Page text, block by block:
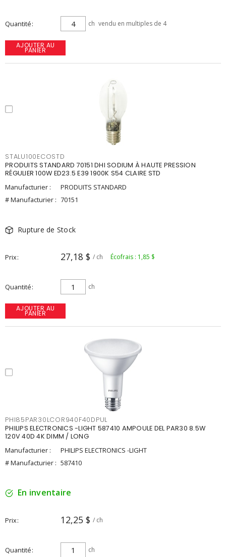
Quantité ch vendu en multiples de 4
AJOUTER AU
PANIER
STALU100ECOSTD
PRODUITS STANDARD 70151 DHI SODIUM À HAUTE PRESSION
RÉGULIER 100W ED23.5 E39 1900K S54 CLAIRE STD
Manufacturier :
PRODUITS STANDARD
# Manufacturier : 70151
Rupture de Stock
Prix 27,18 $ / ch Écofrais : 1,85 $
Quantité ch
AJOUTER AU
PANIER
PHI85PAR30LCOR940F40DPUL
PHILIPS ELECTRONICS -LIGHT 587410 AMPOULE DEL PAR30 8.5W
120V 40D 4K DIMM / LONG
Manufacturier :
PHILIPS ELECTRONICS -LIGHT
# Manufacturier : 587410
En inventaire
Prix 12,25 $ / ch
Quantité ch